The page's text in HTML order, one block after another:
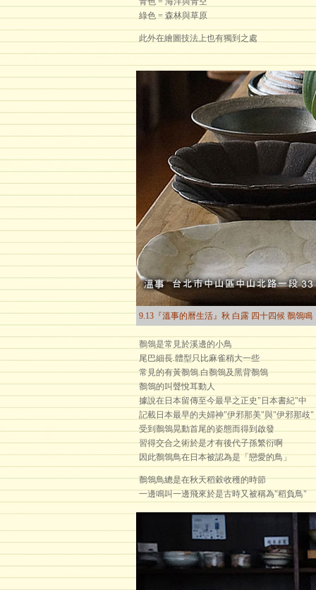
綠色 = 森林與草原
此外在繪圖技法上也有獨到之處
9.13『溫事的曆生活』秋 白露 四十四候 鶺鴒鳴
鶺鴒是常見於溪邊的小鳥
尾巴細長.體型只比麻雀稍大一些
常見的有黃鶺鴒.白鶺鴒及黑背鶺鴒
鶺鴒的叫聲悅耳動人
據說在日本留傳至今最早之正史"日本書紀"中
記載日本最早的夫婦神"伊邪那美"與"伊邪那歧"
受到鶺鴒晃動首尾的姿態而得到啟發
習得交合之術於是才有後代子孫繁衍啊
因此鶺鴒鳥在日本被認為是「戀愛的鳥」
鶺鴒鳥總是在秋天稻穀收穫的時節
一邊鳴叫一邊飛來於是古時又被稱為"稻負鳥"